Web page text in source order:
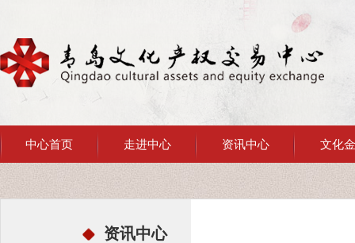
中心首页 走进中心 资讯中心 文化
资讯中心